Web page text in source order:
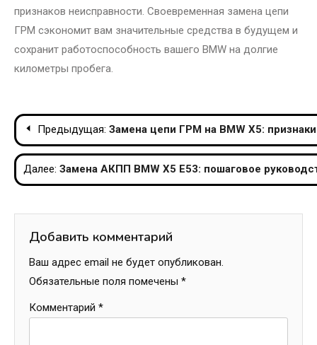
признаков неисправности. Своевременная замена цепи
ГРМ сэкономит вам значительные средства в будущем и
сохранит работоспособность вашего BMW на долгие
километры пробега.
Навигация
по
записям
Предыдущая: Замена цепи ГРМ на BMW X5:
Далее: Замена АКПП BMW X5 E53: пошаговое
Добавить комментарий
Ваш адрес email не будет опубликован.
Обязательные поля помечены *
Комментарий *